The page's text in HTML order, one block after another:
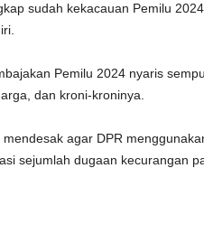
sudah kekacauan Pemilu
Pemilu 2024 nyaris
dan kroni-kroninya.
agar DPR
sejumlah dugaan kecurangan